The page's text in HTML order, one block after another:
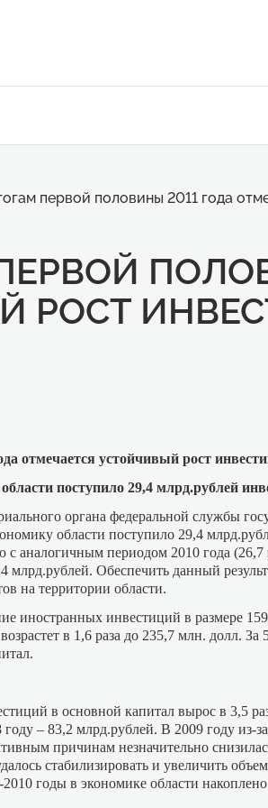
первой половины 2011 года
РОСТ
отмечается устойчивый рост
поступило 29,4 млрд.рублей
органа федеральной службы
области поступило 29,4
аналогичным периодом 2010 года
млрд.рублей. Обеспечить данный
на территории области.
иностранных инвестиций в размере
в 1,6 раза до 235,7 млн. долл. За
в основной капитал вырос в 3,5
– 83,2 млрд.рублей. В 2009 году из-
причинам незначительно
стабилизировать и увеличить
годы в экономике области